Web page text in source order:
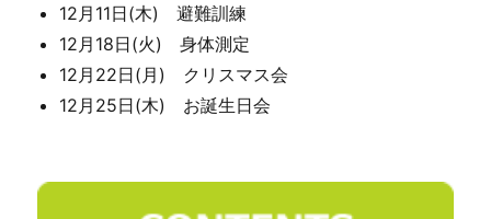
12月11日(木) 避難訓練
12月18日(火) 身体測定
12月22日(月) クリスマス会
12月25日(木) お誕生日会